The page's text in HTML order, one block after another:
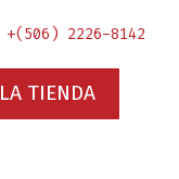
+(506) 2226-8142
TIENDA